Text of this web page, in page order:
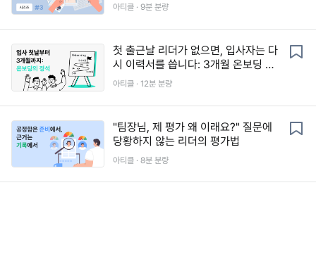
아티클 · 9분 분량
첫 출근날 리더가 없으면, 입사자는 다
시 이력서를 씁니다: 3개월 온보딩 가
이드
아티클 · 12분 분량
"팀장님, 제 평가 왜 이래요?" 질문에
당황하지 않는 리더의 평가법
아티클 · 8분 분량